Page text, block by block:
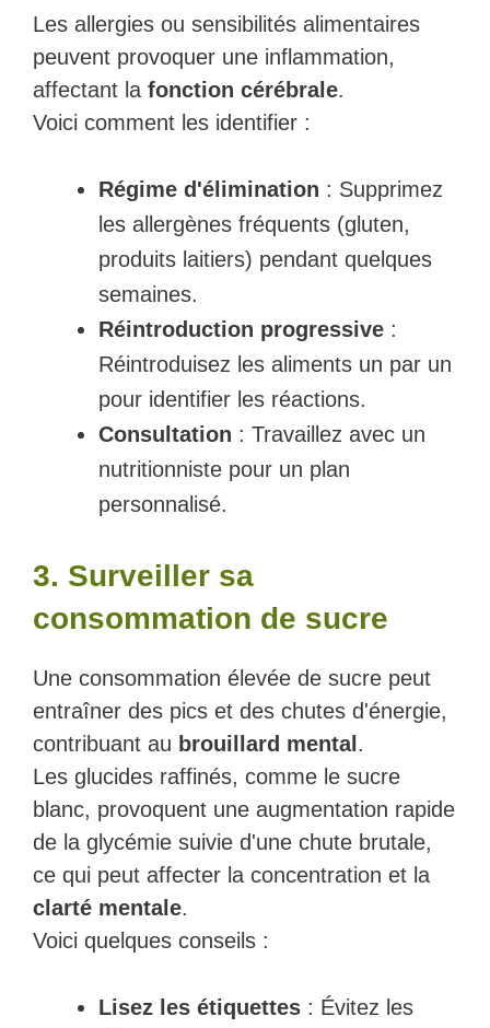
Les allergies ou sensibilités alimentaires
peuvent provoquer une inflammation,
affectant la fonction cérébrale.
Voici comment les identifier :
Régime d'élimination : Supprimez
les allergènes fréquents (gluten,
produits laitiers) pendant quelques
semaines.
Réintroduction progressive :
Réintroduisez les aliments un par un
pour identifier les réactions.
Consultation : Travaillez avec un
nutritionniste pour un plan
personnalisé.
3. Surveiller sa
consommation de sucre
Une consommation élevée de sucre peut
entraîner des pics et des chutes d'énergie,
contribuant au brouillard mental .
Les glucides raffinés, comme le sucre
blanc, provoquent une augmentation rapide
de la glycémie suivie d'une chute brutale,
ce qui peut affecter la concentration et la
clarté mentale.
Voici quelques conseils :
Lisez les étiquettes : Évitez les